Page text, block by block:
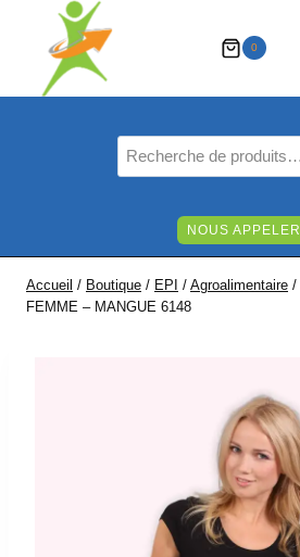
contenu
0
Recherche
pour :
NOUS APPELER
Accueil / Boutique / EPI / Agroalimentaire /
FEMME – MANGUE 6148